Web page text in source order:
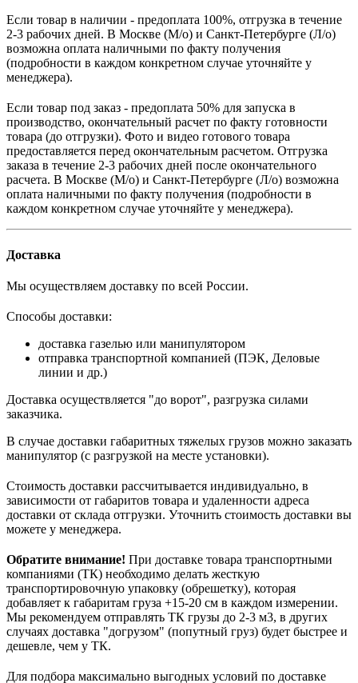
Если товар в наличии - предоплата 100%, отгрузка в течение
2-3 рабочих дней. В Москве (М/о) и Санкт-Петербурге (Л/о)
возможна оплата наличными по факту получения
(подробности в каждом конкретном случае уточняйте у
менеджера).
Если товар под заказ - предоплата 50% для запуска в
производство, окончательный расчет по факту готовности
товара (до отгрузки). Фото и видео готового товара
предоставляется перед окончательным расчетом. Отгрузка
заказа в течение 2-3 рабочих дней после окончательного
расчета. В Москве (М/о) и Санкт-Петербурге (Л/о) возможна
оплата наличными по факту получения (подробности в
каждом конкретном случае уточняйте у менеджера).
Доставка
Мы осуществляем доставку по всей России.
Способы доставки:
доставка газелью или манипулятором
отправка транспортной компанией (ПЭК, Деловые
линии и др.)
Доставка осуществляется "до ворот", разгрузка силами
заказчика.
В случае доставки габаритных тяжелых грузов можно заказать
манипулятор (с разгрузкой на месте установки).
Стоимость доставки рассчитывается индивидуально, в
зависимости от габаритов товара и удаленности адреса
доставки от склада отгрузки. Уточнить стоимость доставки вы
можете у менеджера.
Обратите внимание! При доставке товара транспортными
компаниями (ТК) необходимо делать жесткую
транспортировочную упаковку (обрешетку), которая
добавляет к габаритам груза +15-20 см в каждом измерении.
Мы рекомендуем отправлять ТК грузы до 2-3 м3, в других
случаях доставка "догрузом" (попутный груз) будет быстрее и
дешевле, чем у ТК.
Для подбора максимально выгодных условий по доставке